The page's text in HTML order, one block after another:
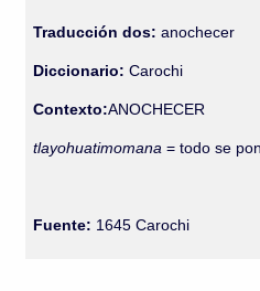
Traducción dos: anochecer
Diccionario:Carochi
Contexto:ANOCHECER
tlayohuatimomana= todo se
Fuente: 1645 Carochi